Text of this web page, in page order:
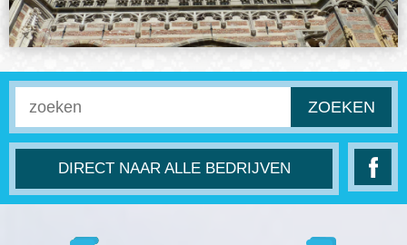
ZOEKEN
DIRECT NAAR ALLE BEDRIJVEN